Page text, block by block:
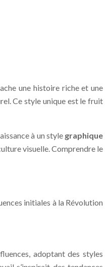
une histoire riche et une
Ce style unique est le fruit
à un style graphique
visuelle. Comprendre le
initiales à la Révolution
adoptant des styles